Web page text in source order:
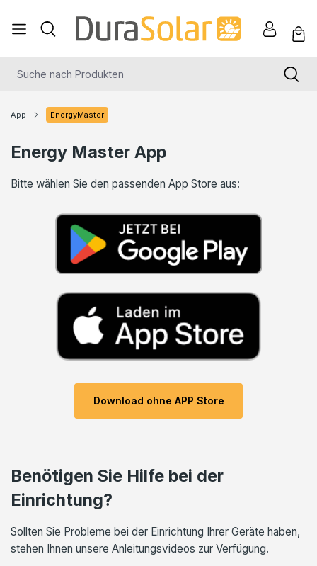
springen
App EnergyMaster
Energy Master App
Bitte wählen Sie den passenden App Store aus:
Download ohne APP Store
Benötigen Sie Hilfe bei der
Einrichtung?
Sollten Sie Probleme bei der Einrichtung Ihrer Geräte haben,
stehen Ihnen unsere Anleitungsvideos zur Verfügung.